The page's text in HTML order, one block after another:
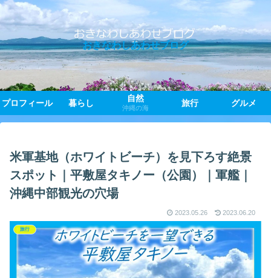
おきなわしあわせブログ
プロフィール 暮らし 自然
沖縄の海
旅行 グルメ
米軍基地（ホワイトビーチ）を見下ろす絶景
スポット｜平敷屋タキノー（公園）｜軍艦｜
沖縄中部観光の穴場
2023.05.26 2023.06.20
旅行